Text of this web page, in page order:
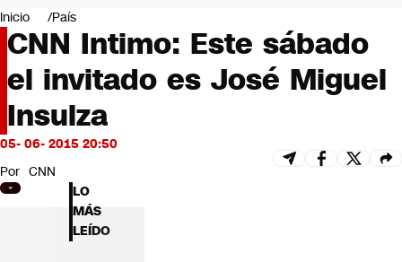
Negocios
Deportes
Programas completos
Cultura
Servicios
Bits
CNN tiempo
Futuro 360
Opinión
Inicio País
CNN Intimo: Este sábado
el invitado es José Miguel
Insulza
05- 06- 2015 20:50
Por CNN
LO
MÁS
LEÍDO